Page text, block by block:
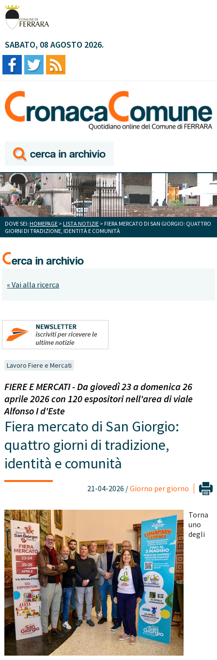
SABATO, 08 AGOSTO 2026.
DOVE SEI: HOMEPAGE > LISTA NOTIZIE > FIERA MERCATO DI SAN GIORGIO: QUATTRO
GIORNI DI TRADIZIONE, IDENTITÀ E COMUNITÀ
« Vai alla ricerca
Lavoro Fiere e Mercati
FIERE E MERCATI - Da giovedì 23 a domenica 26
aprile 2026 con 120 espositori nell'area di viale
Alfonso I d'Este
Fiera mercato di San Giorgio:
quattro giorni di tradizione,
identità e comunità
21-04-2026 /Giorno per giorno
Torna
uno
degli